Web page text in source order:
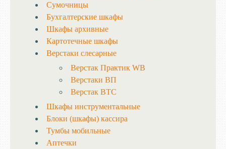
Сумочницы
Бухгалтерские шкафы
Шкафы архивные
Картотечные шкафы
Верстаки слесарные
Верстак Практик WB
Верстаки ВП
Верстак ВТС
Шкафы инструментальные
Блоки (шкафы) кассира
Тумбы мобильные
Аптечки